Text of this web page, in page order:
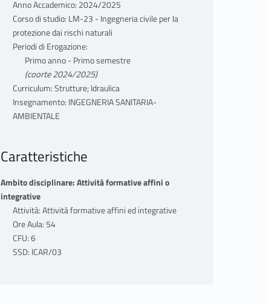
Anno Accademico: 2024/2025
Corso di studio: LM-23 - Ingegneria civile per la
protezione dai rischi naturali
Periodi di Erogazione:
Primo anno - Primo semestre
(coorte 2024/2025)
Curriculum: Strutture; Idraulica
Insegnamento: INGEGNERIA SANITARIA-
AMBIENTALE
Caratteristiche
Ambito disciplinare: Attività formative affini o
integrative
Attività: Attività formative affini ed integrative
Ore Aula: 54
CFU: 6
SSD: ICAR/03